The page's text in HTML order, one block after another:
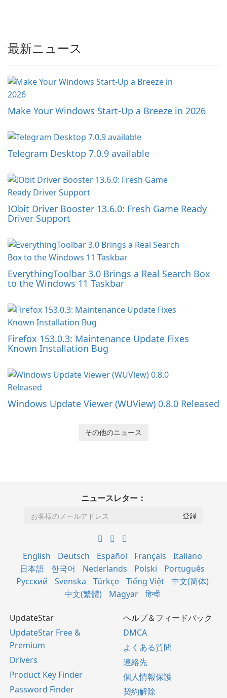
最新ニュース
Make Your Windows Start-Up a Breeze in 2026
Telegram Desktop 7.0.9 available
IObit Driver Booster 13.6.0: Fresh Game Ready
Driver Support
EverythingToolbar 3.0 Brings a Real Search Box
to the Windows 11 Taskbar
Firefox 153.0.3: Maintenance Update Fixes
Known Installation Bug
Windows Update Viewer (WUView) 0.8.0 Released
その他のニュース
ニュースレター：
English Deutsch Español Français
Italiano
日本語
한국어 Nederlands Polski
Português
Русский
Svenska Türkçe Tiếng Việt
中文(简体)
中文(繁體)
Magyar हिन्दी
UpdateStar
UpdateStar Free &
Premium
Drivers
Product Key Finder
Password Finder
ヘルプ＆フィードバック
DMCA
よくある質問
連絡先
個人情報保護
契約解除